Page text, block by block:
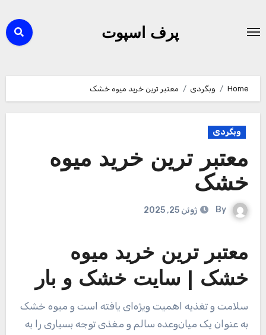
پرف اسپوت
Home وبگردی معتبر ترین خرید میوه خشک
وبگردی
معتبر ترین خرید میوه
خشک
ژوئن 25, 2025
معتبر ترین خرید میوه
خشک | سایت خشک و بار
سلامت و تغذیه اهمیت ویژه‌ای یافته است و میوه خشک
به عنوان یک میان‌وعده سالم و مغذی توجه بسیاری را به